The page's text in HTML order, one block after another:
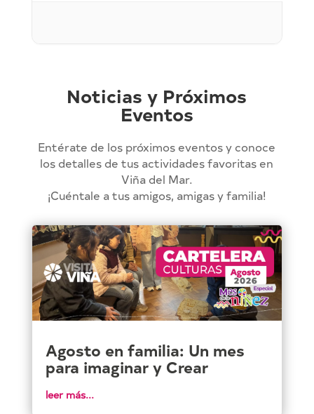
Noticias y Próximos
Eventos
Entérate de los próximos eventos y conoce
los detalles de tus actividades favoritas en
Viña del Mar.
¡Cuéntale a tus amigos, amigas y familia!
Agosto en familia: Un mes
para imaginar y Crear
leer más...